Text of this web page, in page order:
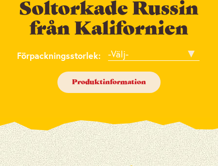
Soltorkade Russin
från Kalifornien
Förpackningsstorlek: Förpackningsstorlek
Produktinformation